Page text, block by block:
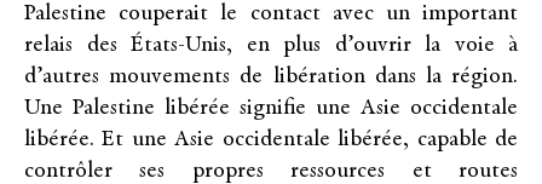
Palestine couperait le contact avec un important
relais des États-Unis, en plus d’ouvrir la voie à
d’autres mouvements de libération dans la région.
Une Palestine libérée signifie une Asie occidentale
libérée. Et une Asie occidentale libérée, capable de
contrôler ses propres ressources et routes